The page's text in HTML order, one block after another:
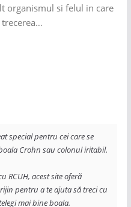
organismul si felul in care
trecerea…
special pentru cei care se
Crohn sau colonul iritabil.
RCUH, acest site oferă
pentru a te ajuta să treci cu
mai bine boala.